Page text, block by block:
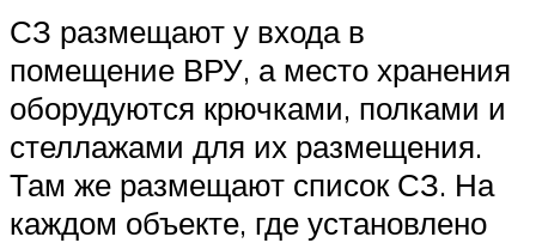
СЗ размещают у входа в
помещение ВРУ, а место хранения
оборудуются крючками, полками и
стеллажами для их размещения.
Там же размещают список СЗ. На
каждом объекте, где установлено